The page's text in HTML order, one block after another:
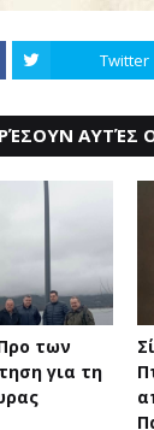
Twitter
ΑΥΤΈΣ
των
για τη